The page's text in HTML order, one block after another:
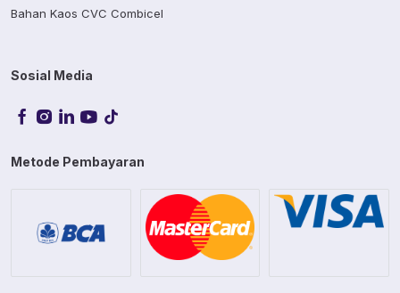
Bahan Kaos CVC Combicel
Sosial Media
Metode Pembayaran